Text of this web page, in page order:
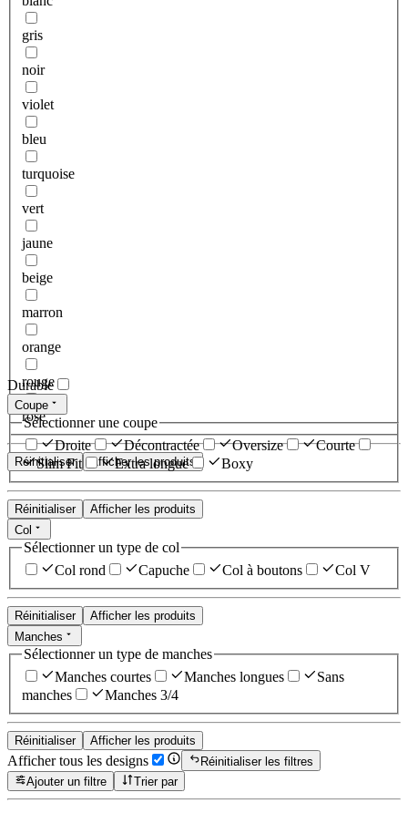
gris
noir
violet
bleu
turquoise
vert
jaune
beige
marron
orange
rouge
rose
Réinitialiser Afficher les produits
Durable
Coupe
Sélectionner une coupe
Droite
Décontractée Oversize
Courte
Slim Fit
Extra longue Boxy
Réinitialiser
Afficher les produits
Col
Sélectionner un type de col
Col rond
Capuche Col à boutons Col V
Réinitialiser
Afficher les produits
Manches
Sélectionner un type de manches
Manches courtes
Manches longues
Sans
manches
Manches 3/4
Réinitialiser Afficher les produits
Afficher tous les designs
Réinitialiser les filtres
Ajouter un filtre
Trier par